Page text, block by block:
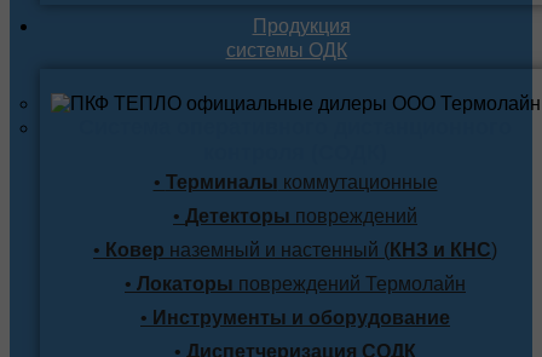
Продукция
системы ОДК
• Терминалы коммутационные
• Детекторы повреждений
• Ковер наземный и настенный (КНЗ и КНС)
• Локаторы повреждений Термолайн
• Инструменты и оборудование
• Диспетчеризация СОДК